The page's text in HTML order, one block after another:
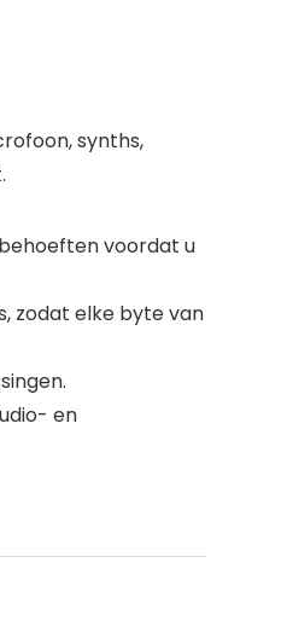
synths,
behoeften voordat u
zodat elke byte van
en